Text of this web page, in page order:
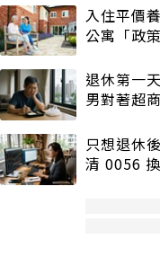
入住平價
公寓「政
退休第一
男對著超
只想退休
清 0056